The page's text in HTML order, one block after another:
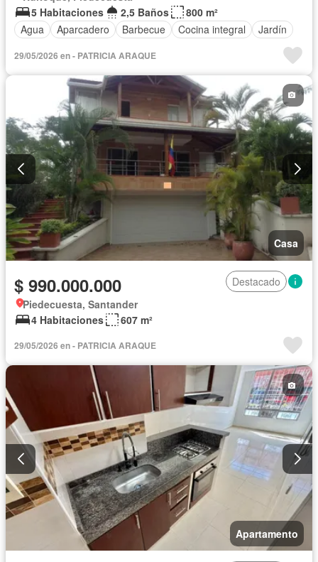
5 Habitaciones
2,5 Baños
800 m²
Agua
Aparcadero Barbecue Cocina integral Jardín
29/05/2026 en - PATRICIA ARAQUE
Casa
$ 990.000.000
Destacado
Piedecuesta, Santander
4 Habitaciones
607 m²
29/05/2026 en - PATRICIA ARAQUE
Apartamento